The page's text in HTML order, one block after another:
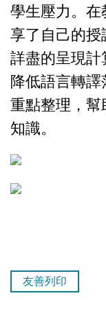
學生壓力。在
享了自己的授
詳盡的呈現
降低語言轉
重點整理，幫
知識。
友善列印